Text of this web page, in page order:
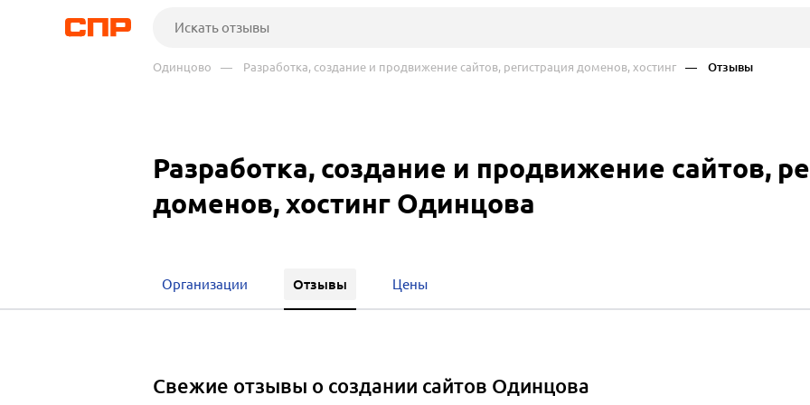
Одинцово — Разработка, создание и продвижение сайтов, регистрация доменов, хостинг — Отзывы
Разработка, создание и продвижение сайтов,
доменов, хостинг Одинцова
Организации Отзывы Цены
Свежие отзывы о создании сайтов Одинцова